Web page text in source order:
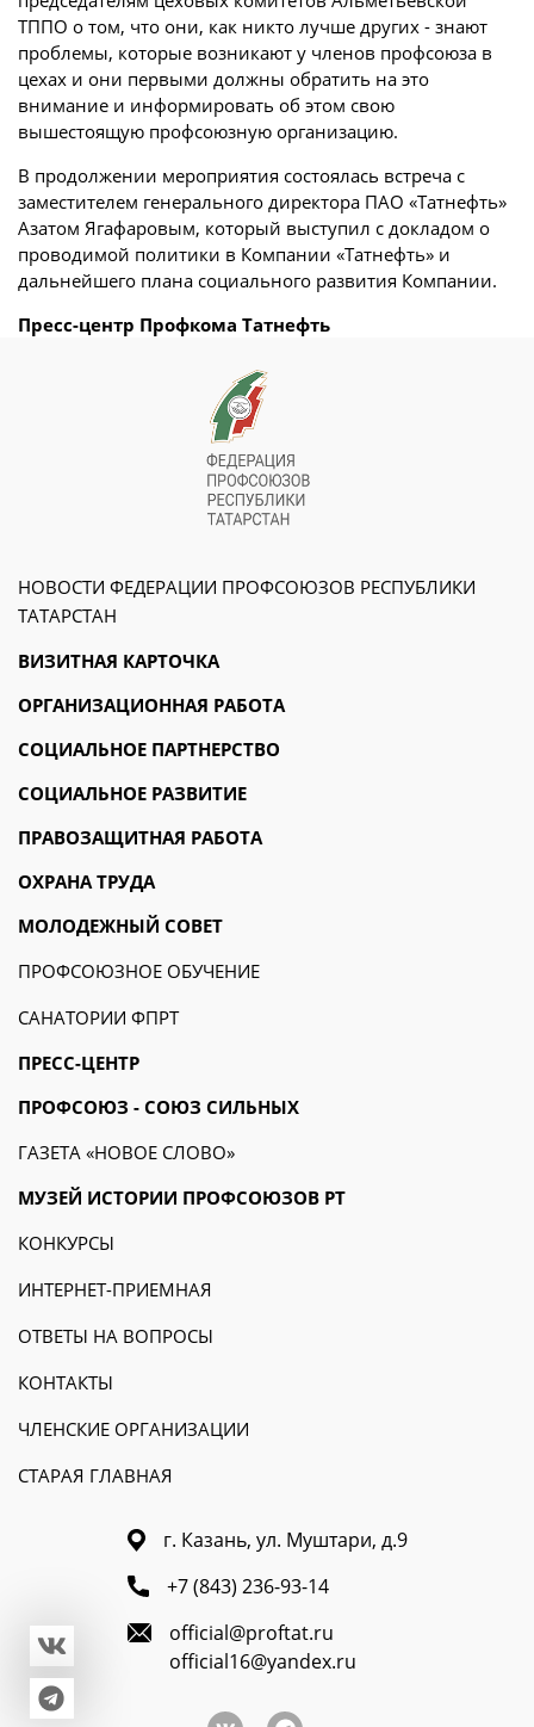
ТППО о том, что они, как никто лучше других - знают
проблемы, которые возникают у членов профсоюза в
цехах и они первыми должны обратить на это
внимание и информировать об этом свою
вышестоящую профсоюзную организацию.
В продолжении мероприятия состоялась встреча с
заместителем генерального директора ПАО «Татнефть»
Азатом Ягафаровым, который выступил с докладом о
проводимой политики в Компании «Татнефть» и
дальнейшего плана социального развития Компании.
Пресс-центр Профкома Татнефть
НОВОСТИ ФЕДЕРАЦИИ ПРОФСОЮЗОВ РЕСПУБЛИКИ
ТАТАРСТАН
ВИЗИТНАЯ КАРТОЧКА
ОРГАНИЗАЦИОННАЯ РАБОТА
СОЦИАЛЬНОЕ ПАРТНЕРСТВО
СОЦИАЛЬНОЕ РАЗВИТИЕ
ПРАВОЗАЩИТНАЯ РАБОТА
ОХРАНА ТРУДА
МОЛОДЕЖНЫЙ СОВЕТ
ПРОФСОЮЗНОЕ ОБУЧЕНИЕ
САНАТОРИИ ФПРТ
ПРЕСС-ЦЕНТР
ПРОФСОЮЗ - СОЮЗ СИЛЬНЫХ
ГАЗЕТА «НОВОЕ СЛОВО»
МУЗЕЙ ИСТОРИИ ПРОФСОЮЗОВ РТ
КОНКУРСЫ
ИНТЕРНЕТ-ПРИЕМНАЯ
ОТВЕТЫ НА ВОПРОСЫ
КОНТАКТЫ
ЧЛЕНСКИЕ ОРГАНИЗАЦИИ
СТАРАЯ ГЛАВНАЯ
г. Казань, ул. Муштари, д.9
+7 (843) 236-93-14
official@proftat.ru
official16@yandex.ru